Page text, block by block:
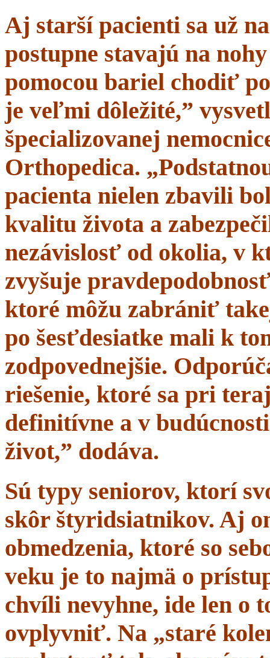
Aj starší pacienti sa už
postupne stavajú na
pomocou bariel chodiť
je veľmi dôležité,”
špecializovanej
Orthopedica.
pacienta nielen zbavili
kvalitu života a
nezávislosť od okolia, v
zvyšuje
ktoré môžu zabrániť
po šesťdesiatke mali k
zodpovednejšie.
riešenie, ktoré sa pri
definitívne a v
život,” dodáva.
Sú typy seniorov, ktorí
skôr štyridsiatnikov. Aj
obmedzenia, ktoré so
veku je to najmä o
chvíli nevyhne, ide len o
ovplyvniť. Na „staré